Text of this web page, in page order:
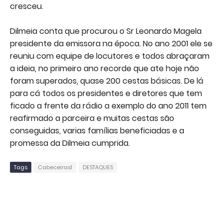
cresceu.
Dilmeia conta que procurou o Sr Leonardo Magela
presidente da emissora na época. No ano 2001 ele se
reuniu com equipe de locutores e todos abraçaram
a ideia, no primeiro ano recorde que ate hoje não
foram superados, quase 200 cestas básicas. De lá
para cá todos os presidentes e diretores que tem
ficado a frente da rádio a exemplo do ano 2011 tem
reafirmado a parceira e muitas cestas são
conseguidas, varias famílias beneficiadas e a
promessa da Dilmeia cumprida.
Tags Cabeceiras1 DESTAQUES